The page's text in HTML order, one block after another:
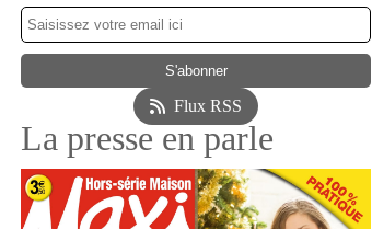
Flux RSS
La presse en parle